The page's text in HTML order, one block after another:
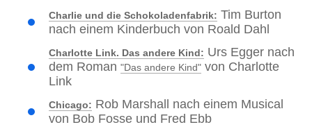
Charlie und die Schokoladenfabrik: Tim Burton
nach einem Kinderbuch von Roald Dahl
Charlotte Link. Das andere Kind: Urs Egger nach
dem Roman "Das andere Kind" von Charlotte
Link
Chicago: Rob Marshall nach einem Musical
von Bob Fosse und Fred Ebb